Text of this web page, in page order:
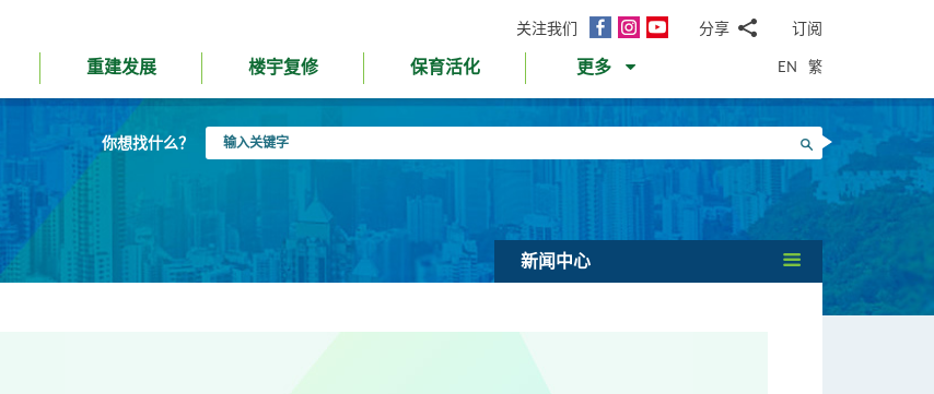
关注我们
面
InstagramYouTube分享
邮WhatsApp
微
信
面
书Twitter
LinkedIn
微
订阅
重建发展 楼宇复修 保育活化 更多 EN 繁
你想找什么？
入
搜寻
新闻中心